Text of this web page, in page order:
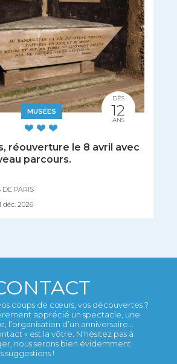
MUSÉES
réouverture le 8 avril avec
parcours.
DE PARIS
déc. 2026
DÈS
12
ANS
coups de cœurs, vos découvertes ?
apprécié un spectacle, une
l’organisation d’un anniversaire...
» est la vôtre. N’hésitez pas à
nous serons bien évidemment
suggestions !